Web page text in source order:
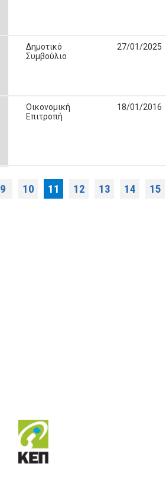
Δημοτικό
Συμβούλιο
27/01/2025
Οικονομική
Επιτροπή
18/01/2016
9 10 11 12 13 14 15